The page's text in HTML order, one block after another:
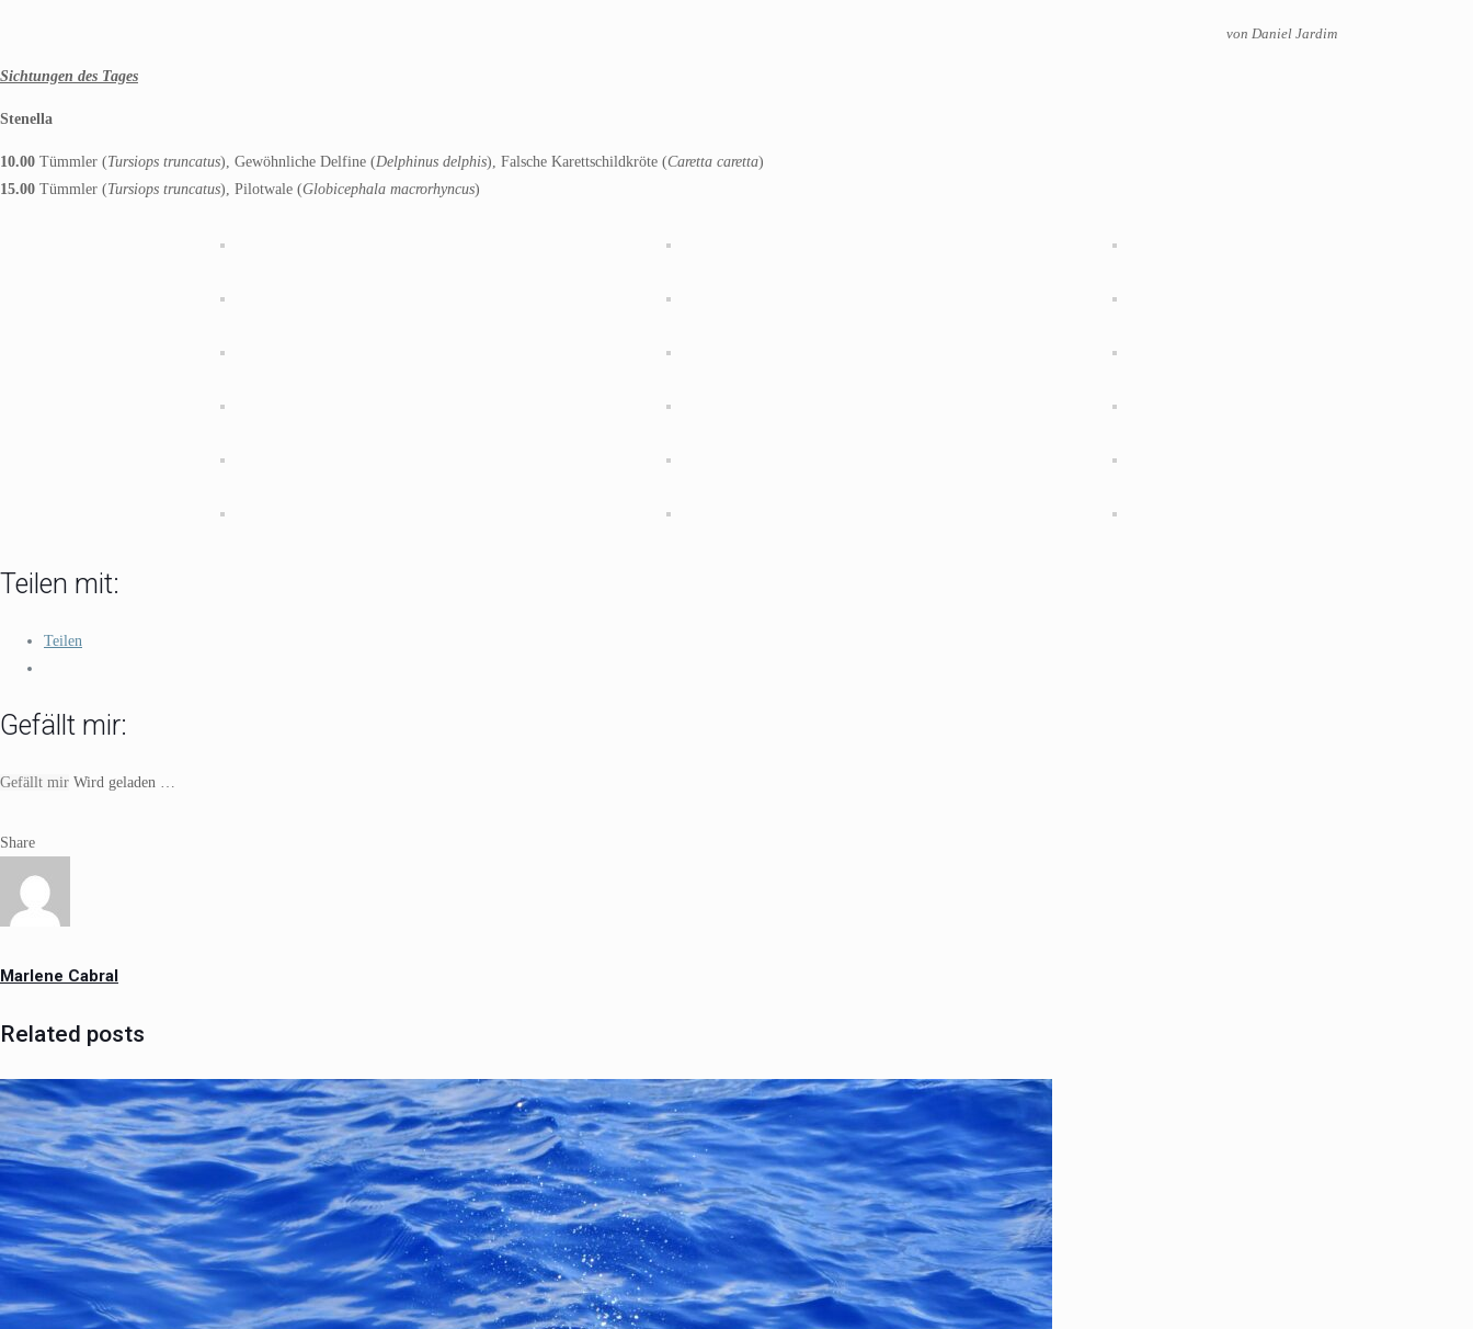
von Daniel Jardim
Sichtungen des Tages
Stenella
10.00 Tümmler (Tursiops truncatus), Gewöhnliche Delfine (Delphinus delphis), Falsche Karettschildkröte (Caretta caretta)
15.00 Tümmler (Tursiops truncatus), Pilotwale (Globicephala macrorhyncus)
Teilen mit:
Teilen
Gefällt mir:
Gefällt mir Wird geladen …
Share
Marlene Cabral
Related posts